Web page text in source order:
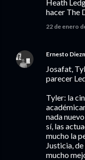
Heath
hacer The
22 de enero
Ernesto
Josafat,
parecer
Tyler: la
nada
sí, las
mucho la
Justicia,
mucho